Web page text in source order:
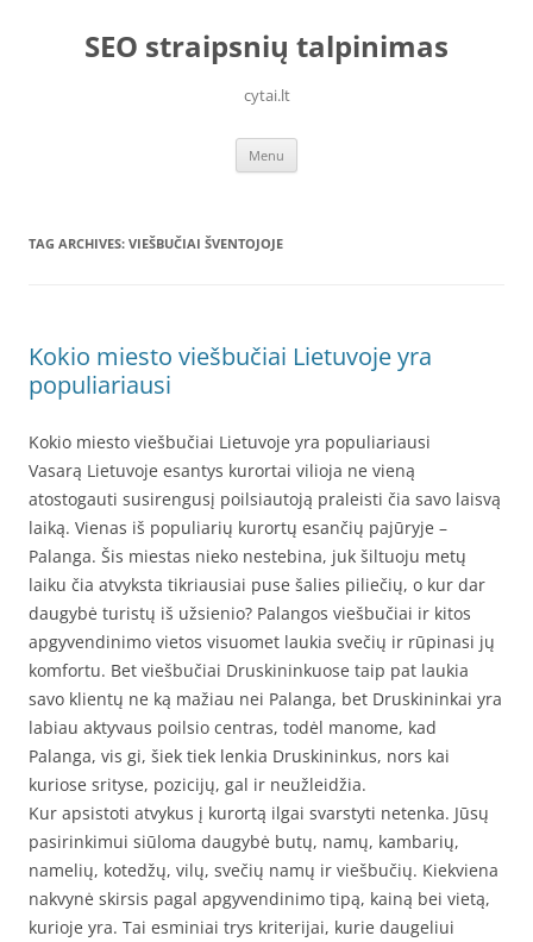
contentSEO straipsnių talpinimas
cytai.lt
Menu
TAG ARCHIVES: VIEŠBUČIAI ŠVENTOJOJE
Kokio miesto viešbučiai Lietuvoje yra
populiariausi
Kokio miesto viešbučiai Lietuvoje yra populiariausi
Vasarą Lietuvoje esantys kurortai vilioja ne vieną
atostogauti susirengusį poilsiautoją praleisti čia savo laisvą
laiką. Vienas iš populiarių kurortų esančių pajūryje –
Palanga. Šis miestas nieko nestebina, juk šiltuoju metų
laiku čia atvyksta tikriausiai puse šalies piliečių, o kur dar
daugybė turistų iš užsienio? Palangos viešbučiai ir kitos
apgyvendinimo vietos visuomet laukia svečių ir rūpinasi jų
komfortu. Bet viešbučiai Druskininkuose taip pat laukia
savo klientų ne ką mažiau nei Palanga, bet Druskininkai yra
labiau aktyvaus poilsio centras, todėl manome, kad
Palanga, vis gi, šiek tiek lenkia Druskininkus, nors kai
kuriose srityse, pozicijų, gal ir neužleidžia.
Kur apsistoti atvykus į kurortą ilgai svarstyti netenka. Jūsų
pasirinkimui siūloma daugybė butų, namų, kambarių,
namelių, kotedžų, vilų, svečių namų ir viešbučių. Kiekviena
nakvynė skirsis pagal apgyvendinimo tipą, kainą bei vietą,
kurioje yra. Tai esminiai trys kriterijai, kurie daugeliui